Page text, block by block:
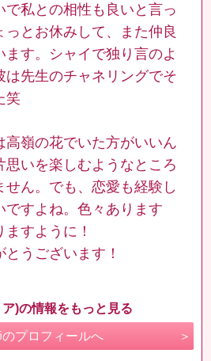
で私との相性も良いと言っ
っとお休みして、また仲良
ます。シャイで独り言のよ
は先生のチャネリングでそ
笑
高嶺の花でいた方がいいん
いを楽しむようなところ
せん。でも、恋愛も経験し
ですよね。色々あります
すように！
うございます！
)の情報をもっと見る
のプロフィールへ